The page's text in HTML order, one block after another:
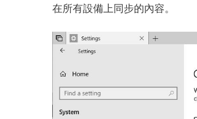
在所有設備上同步的內容。